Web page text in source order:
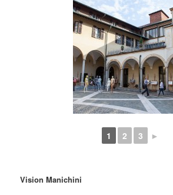
1 2 3 ►
Vision Manichini